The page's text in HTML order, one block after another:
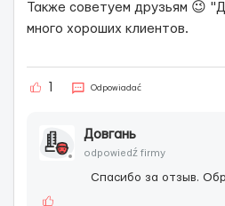
Также советуем друзьям 😉
много хороших клиентов.
Odpowiadać
Довгань
odpowiedź firmy
Спасибо за отзыв.